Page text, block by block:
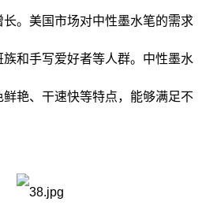
。美国市场对中性墨水笔的需求
和手写爱好者等人群。中性墨水
艳、干速快等特点，能够满足不